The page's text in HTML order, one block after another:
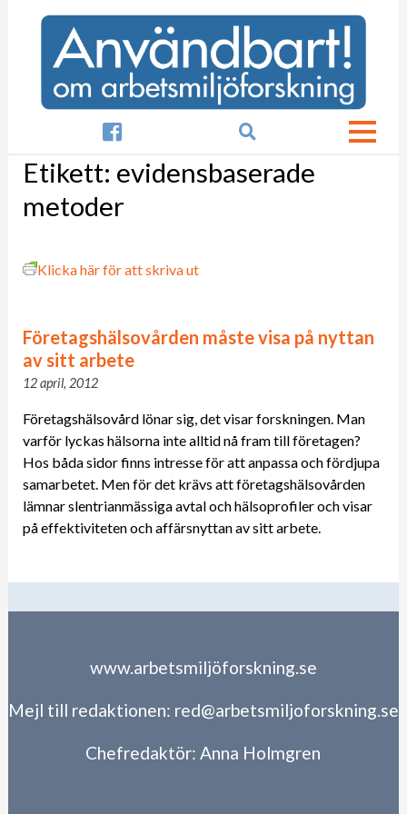

Etikett: evidensbaserade
metoder
Klicka här för att skriva ut
Företagshälsovården måste visa på nyttan
av sitt arbete
12 april, 2012
Företagshälsovård lönar sig, det visar forskningen. Man
varför lyckas hälsorna inte alltid nå fram till företagen?
Hos båda sidor finns intresse för att anpassa och fördjupa
samarbetet. Men för det krävs att företagshälsovården
lämnar slentrianmässiga avtal och hälsoprofiler och visar
på effektiviteten och affärsnyttan av sitt arbete.
www.arbetsmiljöforskning.se
Mejl till redaktionen: red@arbetsmiljoforskning.se
Chefredaktör:Anna Holmgren